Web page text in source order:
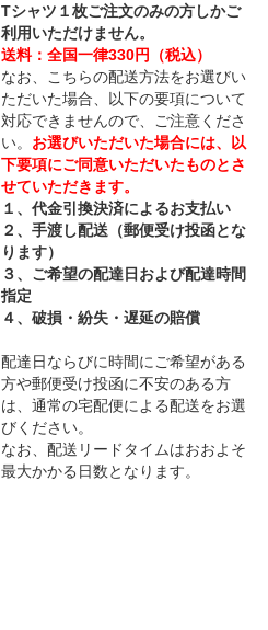
Tシャツ１枚ご注文のみの方しかご
利用いただけません。
送料：全国一律330円（税込）
なお、こちらの配送方法をお選びい
ただいた場合、以下の要項について
対応できませんので、ご注意くださ
い。 お選びいただいた場合には、以
下要項にご同意いただいたものとさ
せていただきます。
１、代金引換決済によるお支払い
２、手渡し配送（郵便受け投函とな
ります）
３、ご希望の配達日および配達時間
指定
４、破損・紛失・遅延の賠償
配達日ならびに時間にご希望がある
方や郵便受け投函に不安のある方
は、通常の宅配便による配送をお選
びください。
なお、配送リードタイムはおおよそ
最大かかる日数となります。